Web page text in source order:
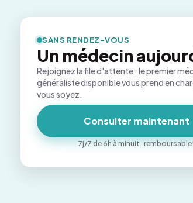
SANS RENDEZ-VOUS
Un médecin
Rejoignez la file d'attente : le premier
généraliste disponible vous prend en
vous soyez.
Consulter maintenant
7j/7 de 6h à minuit ·